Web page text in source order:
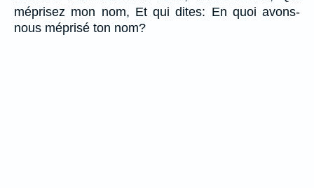
méprisez mon nom, Et qui dites: En quoi avons-
nous méprisé ton nom?